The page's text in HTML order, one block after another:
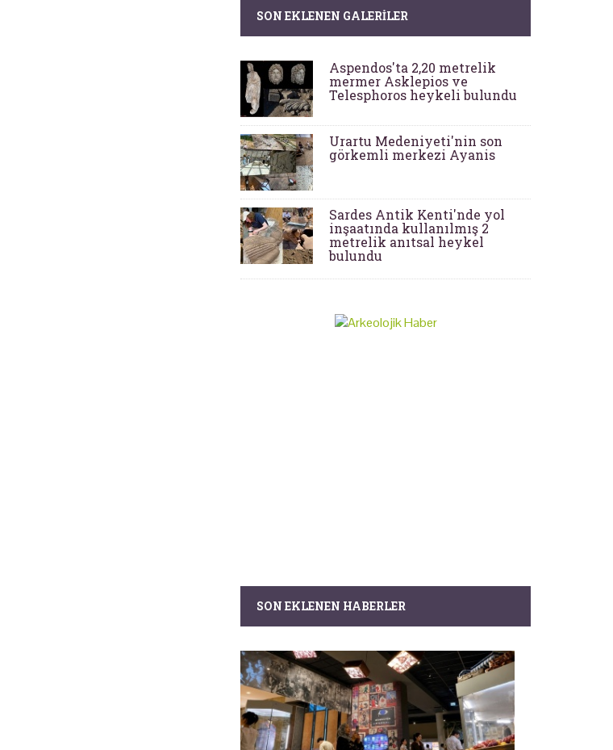
SON EKLENEN GALERILER
Aspendos'ta 2,20 metrelik
mermer Asklepios ve
Telesphoros heykeli bulundu
Urartu Medeniyeti'nin son
görkemli merkezi Ayanis
Sardes Antik Kenti'nde yol
inşaatında kullanılmış 2
metrelik anıtsal heykel
bulundu
SON EKLENEN HABERLER